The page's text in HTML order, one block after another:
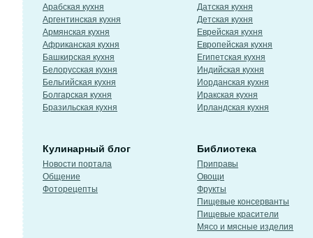
Арабская кухня
Аргентинская кухня
Армянская кухня
Африканская кухня
Башкирская кухня
Белорусская кухня
Бельгийская кухня
Болгарская кухня
Бразильская кухня
Датская кухня
Детская кухня
Еврейская кухня
Европейская кухня
Египетская кухня
Индийская кухня
Иорданская кухня
Иракская кухня
Ирландская кухня
Кулинарный блог
Новости портала
Общение
Фоторецепты
Библиотека
Приправы
Овощи
Фрукты
Пищевые консерванты
Пищевые красители
Мясо и мясные изделия